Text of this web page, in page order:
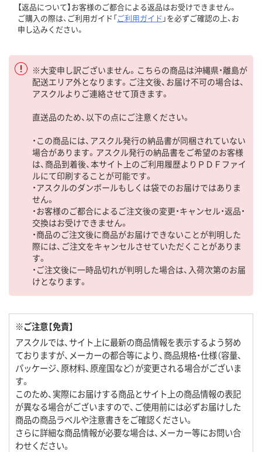
【返品について】お客様のご都合による返品はお受けできません。
ご購入の際は、ご利用ガイド「ご利用ガイド 」を必ずご確認の上、お
申し込みください。
※大変申し訳ございません。こちらの商品は沖縄県・離島が
配送エリア外となります。ご注文後、お届け不可の場合は、
アスクルよりご連絡させて頂きます。
直送品のため、以下の点にご注意ください。
・この商品には、アスクル発行の納品書が同梱されていない
場合があります。アスクル発行の納品書をご希望のお客様
は、商品到着後、本サイト上のご利用履歴よりＰＤＦファイ
ルにて印刷することが可能です。
・アスクルのダンボールもしくは袋でのお届けではありま
せん。
・お客様のご都合によるご注文後の変更・キャンセル・返品・
交換はお受けできません。
・商品のご注文後に商品がお届けできないことが判明した
際には、ご注文をキャンセルさせていただくことがありま
す。
・ご注文後に一時品切れが判明した場合は、入荷次第のお届
けとなります。
※ご注意【免責】
アスクルでは、サイト上に最新の商品情報を表示するよう努め
ておりますが、メーカーの都合等により、商品規格・仕様（容量、
パッケージ、原材料、原産国など）が変更される場合がございま
す。
このため、実際にお届けする商品とサイト上の商品情報の表記
が異なる場合がございますので、ご使用前には必ずお届けした
商品の商品ラベルや注意書きをご確認ください。
さらに詳細な商品情報が必要な場合は、メーカー等にお問い合
わせください。